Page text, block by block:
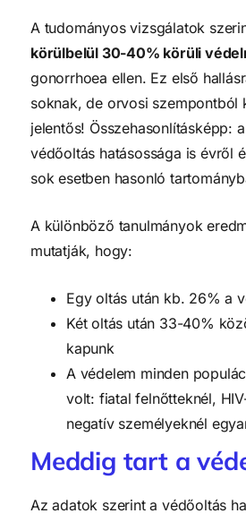
A tudományos vizsgálatok
körülbelül 30-40% körüli
gonorrhoea ellen. Ez első
soknak, de orvosi szempontból
jelentős! Összehasonlításképp:
védőoltás hatásossága is évről
sok esetben hasonló
A különböző tanulmányok
mutatják, hogy:
Egy oltás után kb. 26% a
Két oltás után 33-40%
kapunk
A védelem minden
volt: fiatal felnőtteknél,
negatív személyeknél
Meddig tart a
Az adatok szerint a védőoltás